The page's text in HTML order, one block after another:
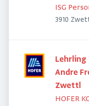
ISG
3910
Lehrling
Andre
Zwettl
HOFER